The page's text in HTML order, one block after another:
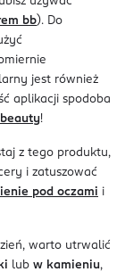
bb). Do
jest również
aplikacji spodoba
!
z tego produktu,
i zatuszować
pod oczami i
warto utrwalić
lub w kamieniu,